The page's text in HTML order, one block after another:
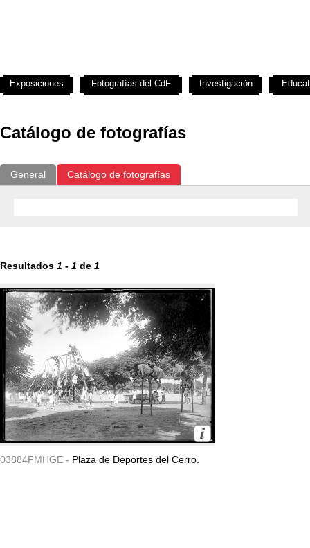
Catálogo de fotografías
General Catálogo de fotografías
Resultados 1 - 1 de 1
03884FMHGE - Plaza de Deportes del Cerro.
Exposiciones Fotografías del CdF Investigación